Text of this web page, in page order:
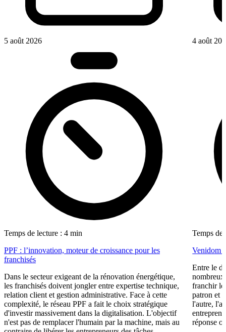
5 août 2026
Temps de lecture : 4 min
PPF : l’innovation, moteur de croissance pour les
franchisés
Dans le secteur exigeant de la rénovation énergétique,
les franchisés doivent jongler entre expertise technique,
relation client et gestion administrative. Face à cette
complexité, le réseau PPF a fait le choix stratégique
d'investir massivement dans la digitalisation. L'objectif
n'est pas de remplacer l'humain par la machine, mais au
4 août
Temps de
Venidom
Entre le
nombreux
franchir le
patron et
l'autre,
réponse